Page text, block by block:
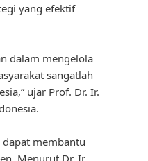
yang efektif
dalam mengelola
sangatlah
ujar Prof. Dr. Ir.
membantu